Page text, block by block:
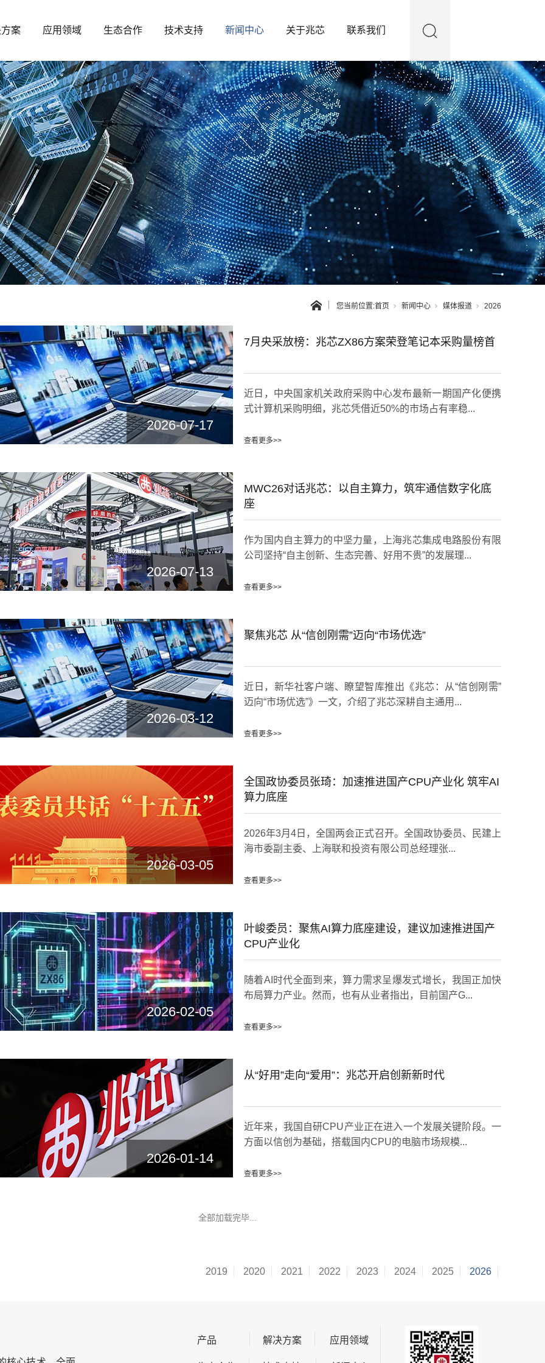
案 应用领域 生态合作 技术支持 新闻中心 关于兆芯 联系我们
您当前位置:首页 新闻中心 媒体报道 2026
2026-07-17
7月央采放榜：兆芯ZX86方案荣登笔记本采购量榜首
近日，中央国家机关政府采购中心发布最新一期国产化便携
式计算机采购明细，兆芯凭借近50%的市场占有率稳...
查看更多>>
2026-07-13
MWC26对话兆芯：以自主算力，筑牢通信数字化底
座
作为国内自主算力的中坚力量，上海兆芯集成电路股份有限
公司坚持“自主创新、生态完善、好用不贵”的发展理...
查看更多>>
2026-03-12
聚焦兆芯 从“信创刚需”迈向“市场优选”
近日，新华社客户端、瞭望智库推出《兆芯：从“信创刚需”
迈向“市场优选”》一文，介绍了兆芯深耕自主通用...
查看更多>>
2026-03-05
全国政协委员张琦：加速推进国产CPU产业化 筑牢AI
算力底座
2026年3月4日，全国两会正式召开。全国政协委员、民建上
海市委副主委、上海联和投资有限公司总经理张...
查看更多>>
2026-02-05
叶峻委员：聚焦AI算力底座建设，建议加速推进国产
CPU产业化
随着AI时代全面到来，算力需求呈爆发式增长，我国正加快
布局算力产业。然而，也有从业者指出，目前国产G...
查看更多>>
2026-01-14
从“好用”走向“爱用”：兆芯开启创新新时代
近年来，我国自研CPU产业正在进入一个发展关键阶段。一
方面以信创为基础，搭载国内CPU的电脑市场规模...
查看更多>>
全部加载完毕...
2026
2025
2024
2023
2022
2021
2020
2019
产品 解决方案 应用领域